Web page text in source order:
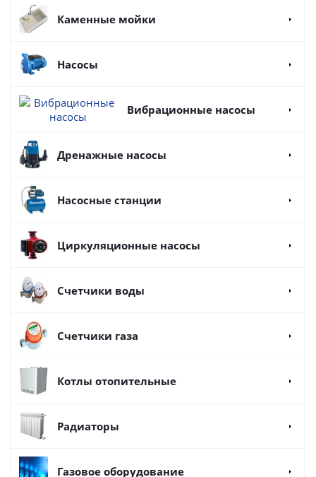
Каменные мойки
Насосы
Вибрационные насосы
Дренажные насосы
Насосные станции
Циркуляционные насосы
Счетчики воды
Счетчики газа
Котлы отопительные
Радиаторы
Газовое оборудование